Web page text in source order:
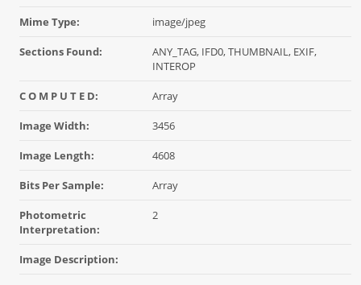
Mime Type: image/jpeg
Sections Found:
ANY_TAG, IFD0, THUMBNAIL, EXIF,
INTEROP
C O M P U T E D: Array
Image Width: 3456
Image Length: 4608
Bits Per Sample: Array
Photometric
Interpretation:
2
Image Description: